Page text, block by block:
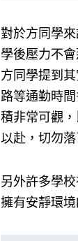
對於方同學
學後壓力不
方同學提到
路等通勤時
積非常可觀
以赴，切勿
另外許多學
擁有安靜環